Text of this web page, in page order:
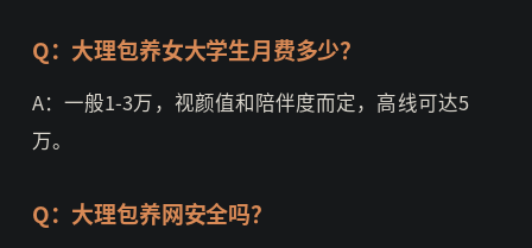
Q：大理包养女大学生月费多少？
A：一般1-3万，视颜值和陪伴度而定，高线可达5
万。
Q：大理包养网安全吗？